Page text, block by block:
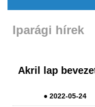
Iparági hírek
Akril lap
●2022-05-24